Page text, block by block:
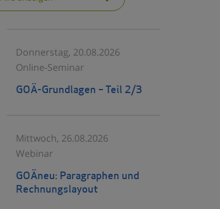
Donnerstag, 20.08.2026
Online-Seminar
GOÄ-Grundlagen – Teil 2/3
Mittwoch, 26.08.2026
Webinar
GOÄneu: Paragraphen und
Rechnungslayout